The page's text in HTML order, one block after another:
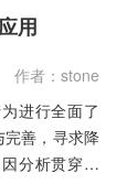
用
作者：stone
进行全面了
善，寻求降
分析贯穿于